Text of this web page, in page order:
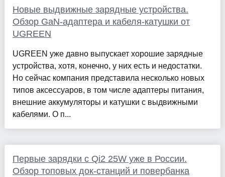
Новые выдвижные зарядные устройства.
Обзор GaN-адаптера и кабеля-катушки от
UGREEN
UGREEN уже давно выпускает хорошие зарядные
устройства, хотя, конечно, у них есть и недостатки.
Но сейчас компания представила несколько новых
типов аксессуаров, в том числе адаптеры питания,
внешние аккумуляторы и катушки с выдвижными
кабелями. О п...
Первые зарядки с Qi2 25W уже в России.
Обзор топовых док-станций и повербанка